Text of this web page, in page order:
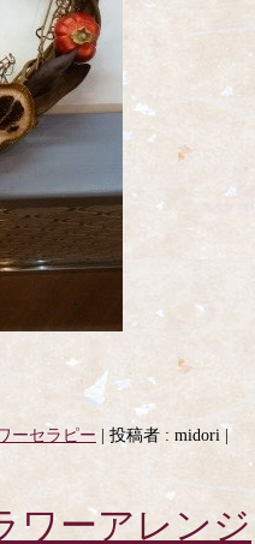
ーセラピー | 投稿者 : midori |
ワーアレンジ